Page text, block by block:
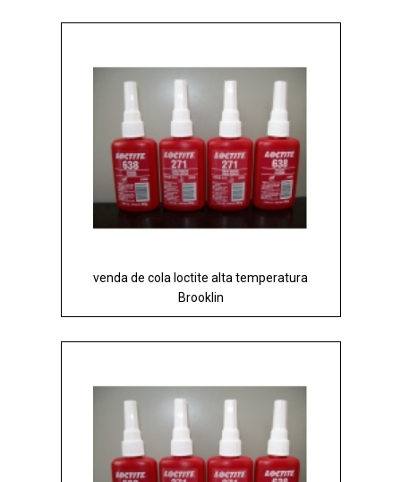
venda de cola loctite alta temperatura
Brooklin